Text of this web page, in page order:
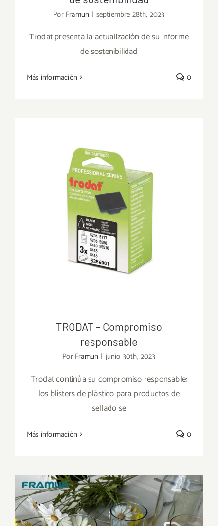
TRODAT – Actualización de informe de
Por Framun | septiembre 28th, 2023
Trodat presenta la actualización de su informe
de sostenibilidad
Más información 0
TRODAT – Compromiso responsable
TRODAT – Compromiso
responsable
Por Framun | junio 30th, 2023
Trodat continúa su compromiso responsable:
los blísters de plástico para productos de
sellado se
Más información 0